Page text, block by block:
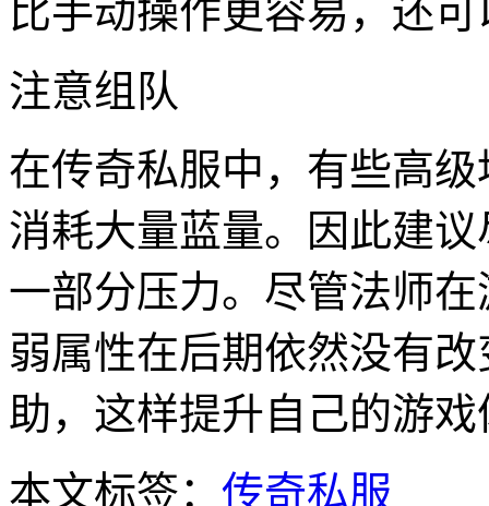
比手动操作更容易，还
注意组队
在传奇私服中，有些高
消耗大量蓝量。因此建
一部分压力。尽管法师
弱属性在后期依然没有
助，这样提升自己的游
本文标签： 传奇私服